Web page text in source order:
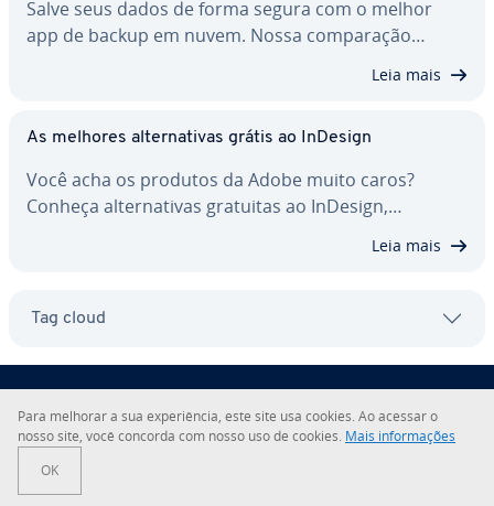
Salve seus dados de forma segura com o melhor
app de backup em nuvem. Nossa com­pa­ra­ção…
Leia mais
As melhores al­ter­na­ti­vas grátis ao InDesign
Você acha os produtos da Adobe muito caros?
Conheça al­ter­na­ti­vas gratuitas ao InDesign,…
Leia mais
Tag cloud
Sobre a IONOS
Para melhorar a sua ex­pe­ri­ên­cia, este site usa cookies. Ao acessar o
nosso site, você concorda com nosso uso de cookies. Mais in­for­ma­ções
OK